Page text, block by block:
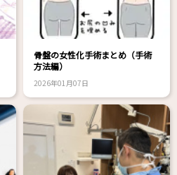
骨盤の女性化手術まとめ（手術
方法編）
2026年01月07日